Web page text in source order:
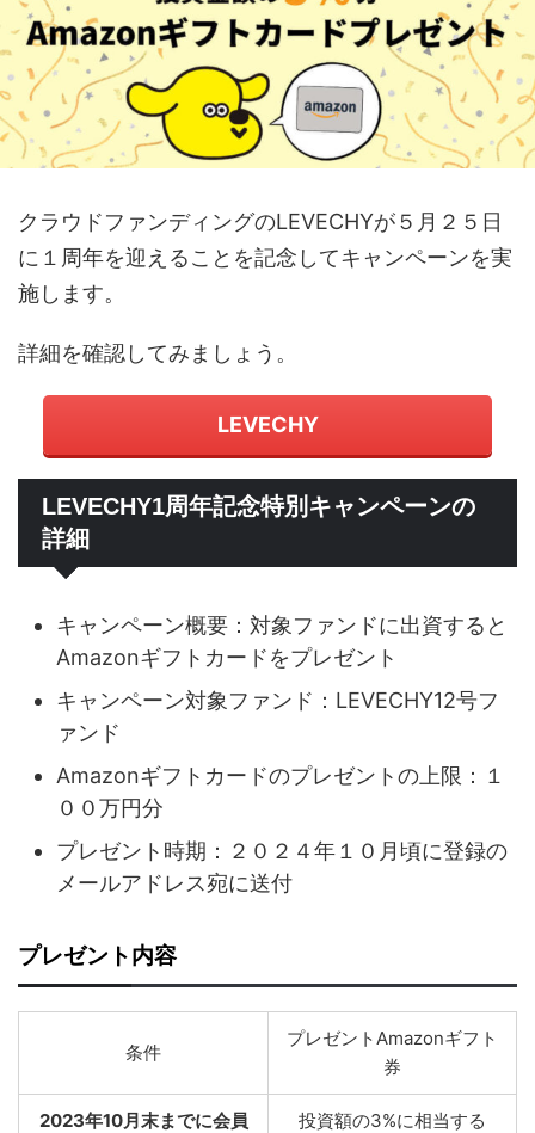
クラウドファンディングのLEVECHYが５月２５日
に１周年を迎えることを記念してキャンペーンを実
施します。
詳細を確認してみましょう。
LEVECHY
LEVECHY1周年記念特別キャンペーンの
詳細
キャンペーン概要：対象ファンドに出資すると
Amazonギフトカードをプレゼント
キャンペーン対象ファンド：LEVECHY12号フ
ァンド
Amazonギフトカードのプレゼントの上限：１
００万円分
プレゼント時期：２０２４年１０月頃に登録の
メールアドレス宛に送付
プレゼント内容
条件
プレゼントAmazonギフト
券
2023年10月末までに会員
投資額の3%に相当する